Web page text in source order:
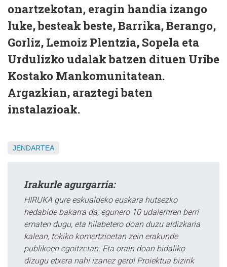
onartzekotan, eragin handia izango
luke, besteak beste, Barrika, Berango,
Gorliz, Lemoiz Plentzia, Sopela eta
Urdulizko udalak batzen dituen Uribe
Kostako Mankomunitatean.
Argazkian, araztegi baten
instalazioak.
JENDARTEA
Irakurle agurgarria:
HIRUKA gure eskualdeko euskara hutsezko
hedabide bakarra da; egunero 10 udalerriren berri
ematen dugu, eta hilabetero doan duzu aldizkaria
kalean, tokiko komertzioetan zein erakunde
publikoen egoitzetan. Eta orain doan bidaliko
dizugu etxera nahi izanez gero! Proiektua bizirik